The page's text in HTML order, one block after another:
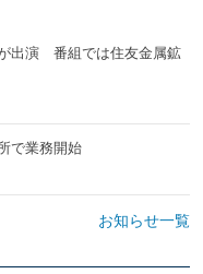
出演 番組では住友金属鉱
で業務開始
お知らせ一覧